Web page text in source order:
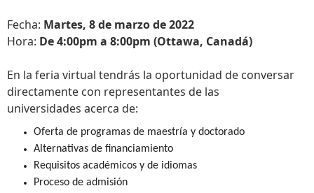
Fecha: Martes, 8 de marzo de 2022
Hora: De 4:00pm a 8:00pm (Ottawa, Canadá)
En la feria virtual tendrás la oportunidad de conversar
directamente con representantes de las
universidades acerca de:
Oferta de programas de maestría y doctorado
Alternativas de financiamiento
Requisitos académicos y de idiomas
Proceso de admisión